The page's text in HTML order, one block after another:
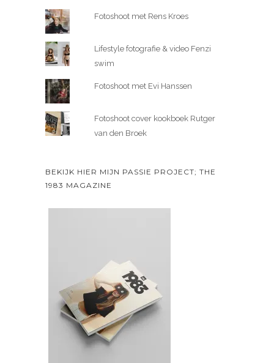
Fotoshoot met Rens Kroes
Lifestyle fotografie & video Fenzi
swim
Fotoshoot met Evi Hanssen
Fotoshoot cover kookboek Rutger
van den Broek
BEKIJK HIER MIJN PASSIE PROJECT; THE
1983 MAGAZINE